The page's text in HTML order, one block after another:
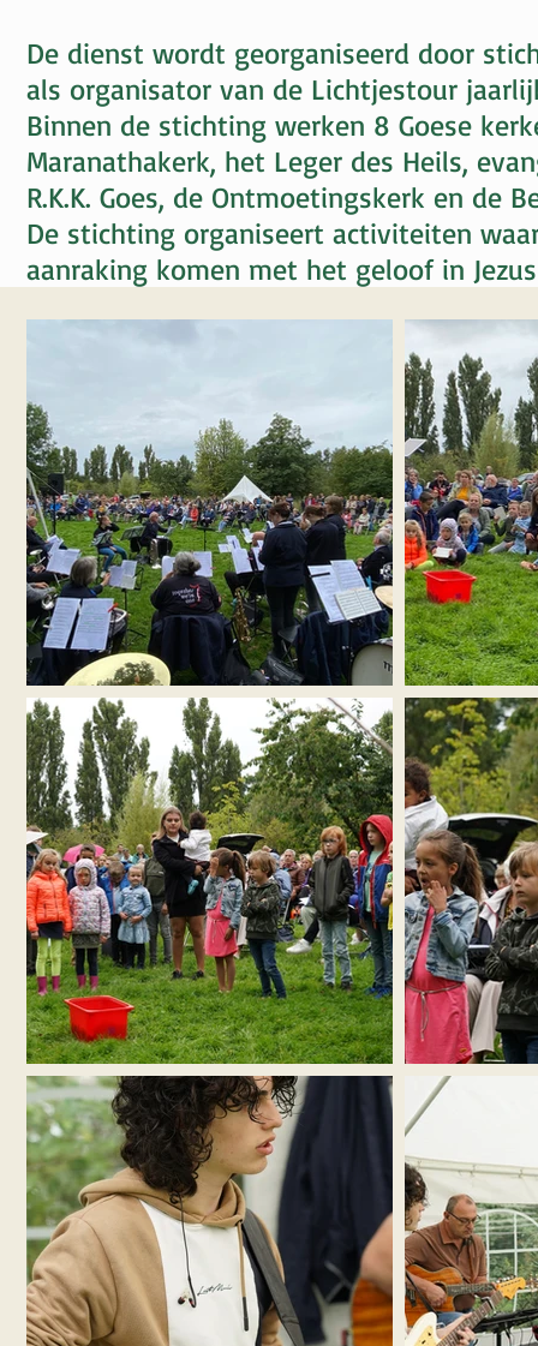
De dienst wordt georganiseerd door
als organisator van de Lichtjestour
Binnen de stichting werken 8 Goese
Maranathakerk, het Leger des Heils,
R.K.K. Goes, de Ontmoetingskerk en de
De stichting organiseert activiteiten
aanraking komen met het geloof in